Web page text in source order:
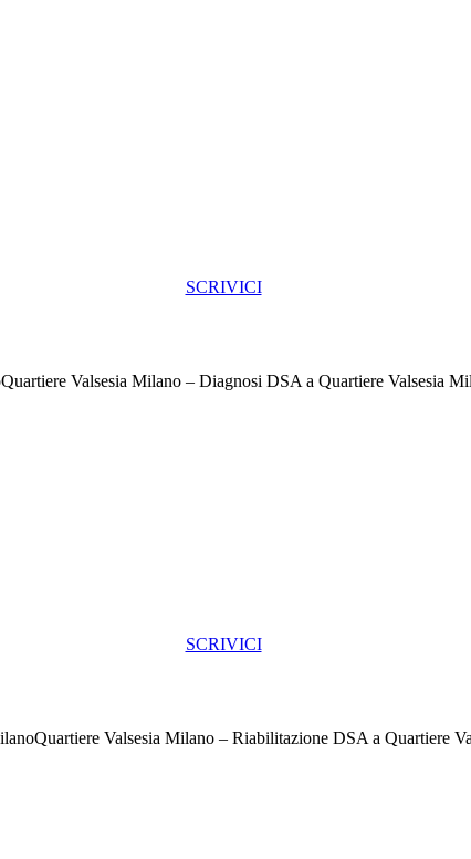
SCRIVICI
Quartiere Valsesia Milano – Diagnosi DSA a Quartiere Valsesia
SCRIVICI
Quartiere Valsesia Milano – Riabilitazione DSA a Quartiere